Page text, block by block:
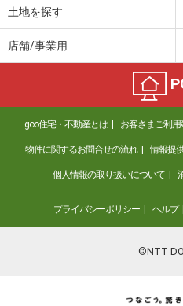
土地を探す
店舗/事業用
goo住宅・不動産とは お客さまご利
物件に関するお問合せの流れ 情報提
個人情報の取り扱いについて
プライバシーポリシー ヘルプ
©NTT